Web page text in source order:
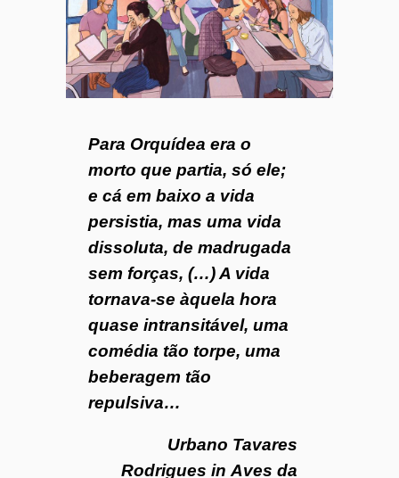
o
7
Para Orquídea era o
morto que partia, só ele;
e cá em baixo a vida
persistia, mas uma vida
dissoluta, de madrugada
sem forças, (…) A vida
tornava-se àquela hora
quase intransitável, uma
comédia tão torpe, uma
beberagem tão
repulsiva…
Urbano Tavares
Rodrigues in Aves da